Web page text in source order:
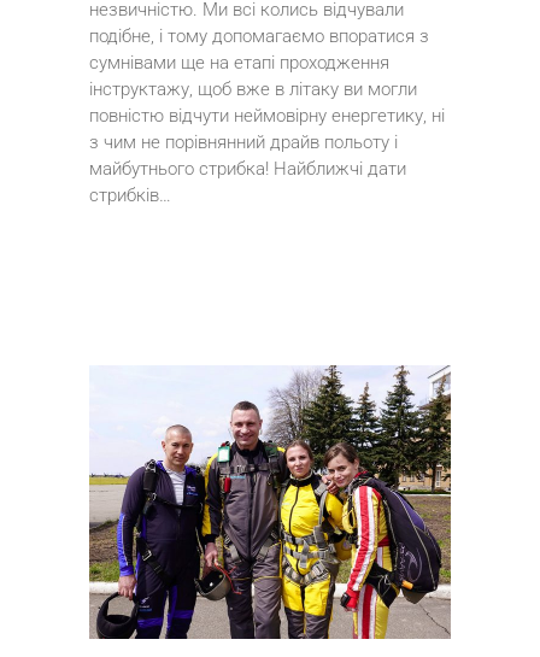
незвичністю. Ми всі колись відчували
подібне, і тому допомагаємо впоратися з
сумнівами ще на етапі проходження
інструктажу, щоб вже в літаку ви могли
повністю відчути неймовірну енергетику, ні
з чим не порівнянний драйв польоту і
майбутнього стрибка! Найближчі дати
стрибків…